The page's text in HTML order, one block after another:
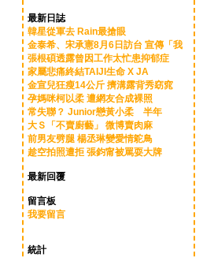
最新日誌
韓星從軍去 Rain最搶眼
金泰希、宋承憲8月6日訪台 宣傳「我
張根碩透露曾因工作太忙患抑郁症
家屬悲痛終結TAIJI生命 X JA
金宣兒狂瘦14公斤 擠溝露背秀窈窕
孕媽咪柯以柔 遭網友合成裸照
常失聯？ Junior戀黃小柔 半年
大Ｓ「不賣廚藝」 微博賣肉麻
前男友劈腿 楊丞琳變愛情鴕鳥
趁空拍照遭拒 張鈞甯被罵耍大牌
最新回覆
留言板
我要留言
統計